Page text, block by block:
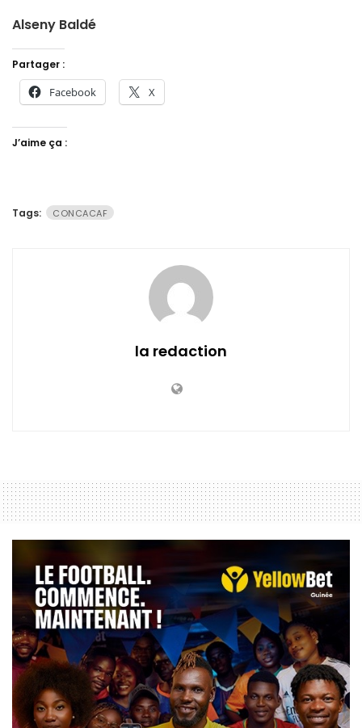
Alseny Baldé
Partager :
Facebook X
J’aime ça :
Tags: CONCACAF
la redaction